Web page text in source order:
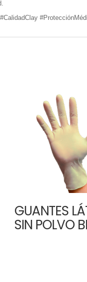
GUANTES
SIN POLVO